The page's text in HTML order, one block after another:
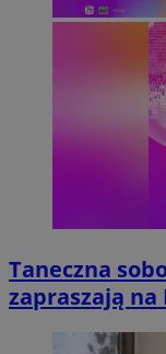
Taneczna
zapraszają na